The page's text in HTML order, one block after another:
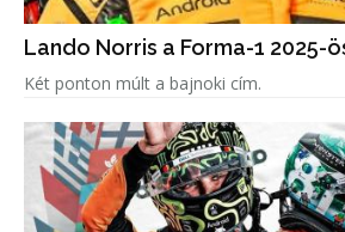
Lando Norris a Forma-1 2025-
Két ponton múlt a bajnoki cím.